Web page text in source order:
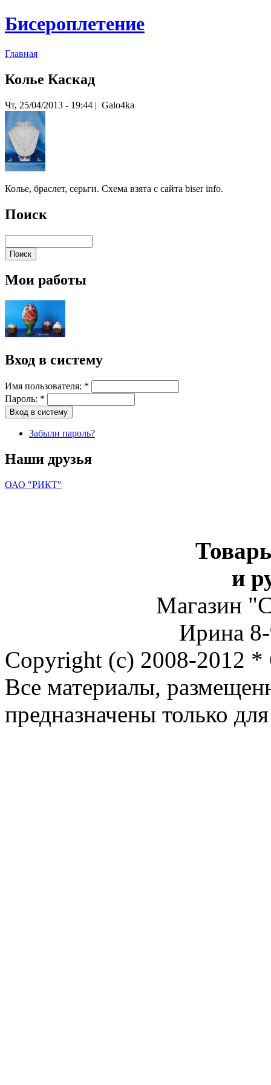
Бисероплетение
Главная
Колье Каскад
Чт, 25/04/2013 - 19:44 | Galo4ka
Колье, браслет, серьги. Схема взята с сайта biser info.
Поиск
Мои работы
Вход в систему
Имя пользователя: *
Пароль: *
Забыли пароль?
Наши друзья
ОАО "РИКТ"
и
Магазин
Ирина
Copyright (c) 2008-2012
Все материалы,
предназначены только